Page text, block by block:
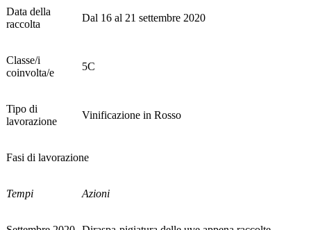
Data della
raccolta
Dal 16 al 21 settembre 2020
Classe/i
coinvolta/e
5C
Tipo di
lavorazione
Vinificazione in Rosso
Fasi di lavorazione
Tempi Azioni